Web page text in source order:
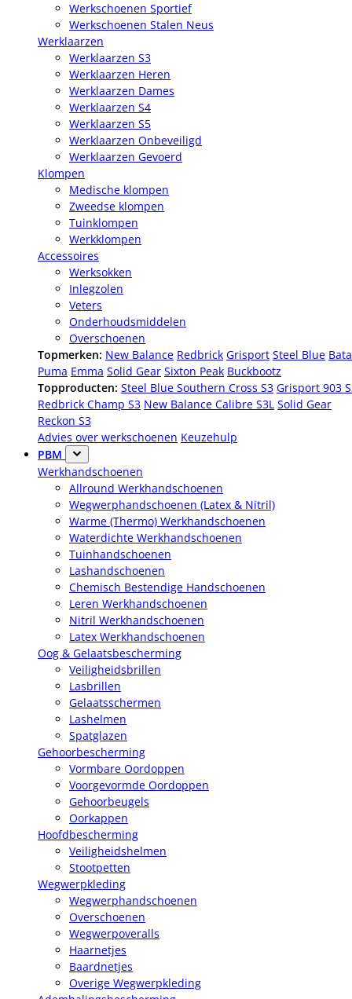
Werkschoenen Sportief
Werkschoenen Stalen Neus
Werklaarzen
Werklaarzen S3
Werklaarzen Heren
Werklaarzen Dames
Werklaarzen S4
Werklaarzen S5
Werklaarzen Onbeveiligd
Werklaarzen Gevoerd
Klompen
Medische klompen
Zweedse klompen
Tuinklompen
Werkklompen
Accessoires
Werksokken
Inlegzolen
Veters
Onderhoudsmiddelen
Overschoenen
Topmerken: New Balance Redbrick Grisport Steel Blue Bata
Puma Emma Solid Gear Sixton Peak Buckbootz
Topproducten: Steel Blue Southern Cross S3 Grisport 903
Redbrick Champ S3 New Balance Calibre S3L Solid Gear
Reckon S3
Advies over werkschoenen Keuzehulp
PBM
Werkhandschoenen
Allround Werkhandschoenen
Wegwerphandschoenen (Latex & Nitril)
Warme (Thermo) Werkhandschoenen
Waterdichte Werkhandschoenen
Tuinhandschoenen
Lashandschoenen
Chemisch Bestendige Handschoenen
Leren Werkhandschoenen
Nitril Werkhandschoenen
Latex Werkhandschoenen
Oog & Gelaatsbescherming
Veiligheidsbrillen
Lasbrillen
Gelaatsschermen
Lashelmen
Spatglazen
Gehoorbescherming
Vormbare Oordoppen
Voorgevormde Oordoppen
Gehoorbeugels
Oorkappen
Hoofdbescherming
Veiligheidshelmen
Stootpetten
Wegwerpkleding
Wegwerphandschoenen
Overschoenen
Wegwerpoveralls
Haarnetjes
Baardnetjes
Overige Wegwerpkleding